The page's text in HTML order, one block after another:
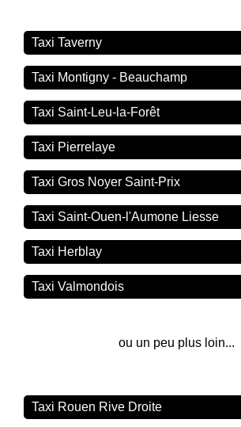
Taxi Taverny
Taxi Montigny - Beauchamp
Taxi Saint-Leu-la-Forêt
Taxi Pierrelaye
Taxi Gros Noyer Saint-Prix
Taxi Saint-Ouen-l'Aumone Liesse
Taxi Herblay
Taxi Valmondois
ou un peu plus loin...
Taxi Rouen Rive Droite